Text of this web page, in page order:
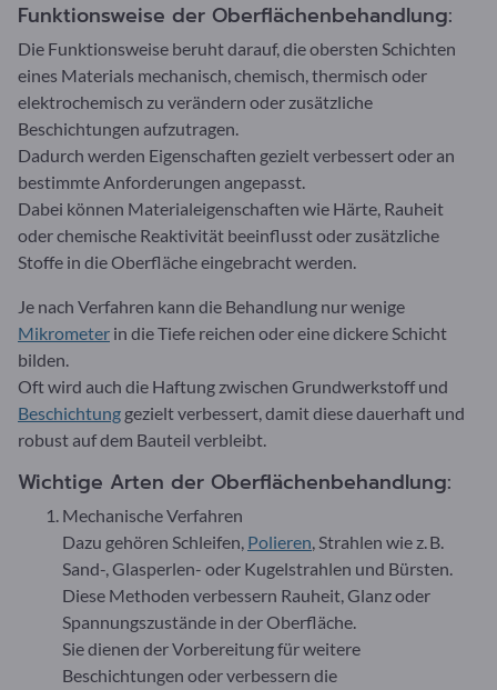
Funktionsweise der Oberflächenbehandlung:
Die Funktionsweise beruht darauf, die obersten Schichten
eines Materials mechanisch, chemisch, thermisch oder
elektrochemisch zu verändern oder zusätzliche
Beschichtungen aufzutragen.
Dadurch werden Eigenschaften gezielt verbessert oder an
bestimmte Anforderungen angepasst.
Dabei können Materialeigenschaften wie Härte, Rauheit
oder chemische Reaktivität beeinflusst oder zusätzliche
Stoffe in die Oberfläche eingebracht werden.
Je nach Verfahren kann die Behandlung nur wenige
Mikrometer in die Tiefe reichen oder eine dickere Schicht
bilden.
Oft wird auch die Haftung zwischen Grundwerkstoff und
Beschichtung gezielt verbessert, damit diese dauerhaft und
robust auf dem Bauteil verbleibt.
Wichtige Arten der Oberflächenbehandlung:
Mechanische Verfahren
Dazu gehören Schleifen, Polieren, Strahlen wie z. B.
Sand-, Glasperlen- oder Kugelstrahlen und Bürsten.
Diese Methoden verbessern Rauheit, Glanz oder
Spannungszustände in der Oberfläche.
Sie dienen der Vorbereitung für weitere
Beschichtungen oder verbessern die